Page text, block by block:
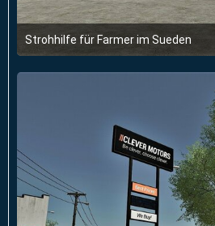
Strohhilfe für Farmer im Sueden
31. Januar 2023 um 07:42
3